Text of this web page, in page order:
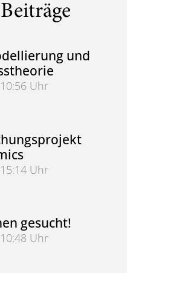
und
10:56 Uhr
und
15:14 Uhr
DenseDynamics
gesucht!
10:48 Uhr